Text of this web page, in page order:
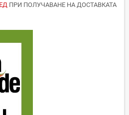
ПРИ ПОЛУЧАВАНЕ НА ДОСТАВКАТА